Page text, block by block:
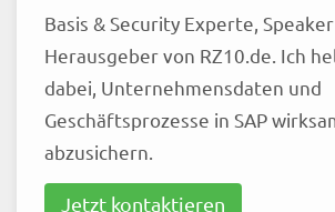
Basis & Security Experte,
Herausgeber von RZ10.de. Ich
dabei, Unternehmensdaten und
Geschäftsprozesse in SAP
abzusichern.
Jetzt kontaktieren